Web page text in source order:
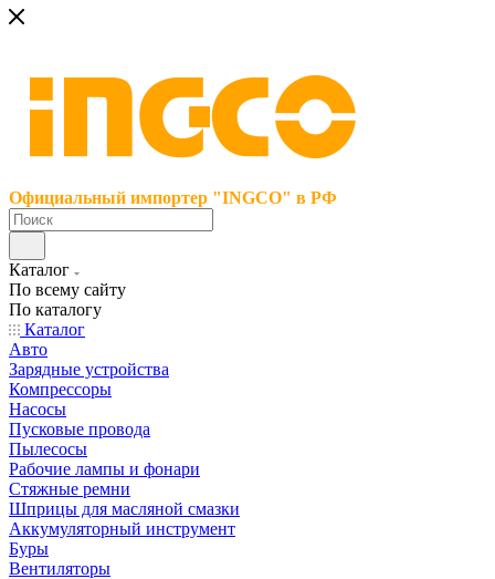
Официальный импортер "INGCO" в РФ
Каталог
По всему сайту
По каталогу
Каталог
Авто
Зарядные устройства
Компрессоры
Насосы
Пусковые провода
Пылесосы
Рабочие лампы и фонари
Стяжные ремни
Шприцы для масляной смазки
Аккумуляторный инструмент
Буры
Вентиляторы